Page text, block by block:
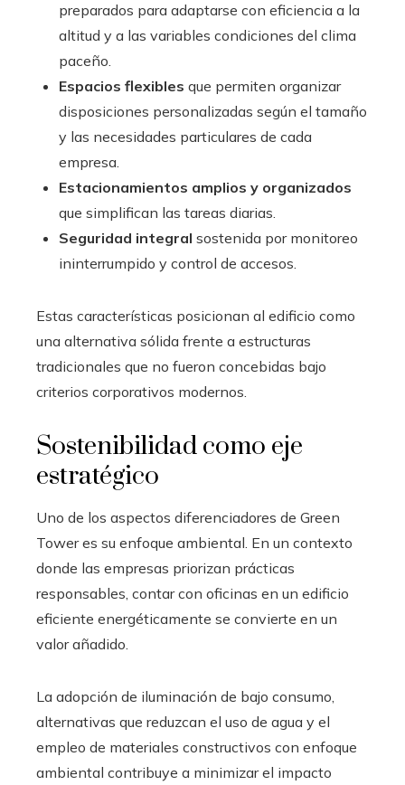
preparados para adaptarse con eficiencia a la
altitud y a las variables condiciones del clima
paceño.
Espacios flexibles que permiten organizar
disposiciones personalizadas según el tamaño
y las necesidades particulares de cada
empresa.
Estacionamientos amplios y organizados
que simplifican las tareas diarias.
Seguridad integral sostenida por monitoreo
ininterrumpido y control de accesos.
Estas características posicionan al edificio como
una alternativa sólida frente a estructuras
tradicionales que no fueron concebidas bajo
criterios corporativos modernos.
Sostenibilidad como eje
estratégico
Uno de los aspectos diferenciadores de Green
Tower es su enfoque ambiental. En un contexto
donde las empresas priorizan prácticas
responsables, contar con oficinas en un edificio
eficiente energéticamente se convierte en un
valor añadido.
La adopción de iluminación de bajo consumo,
alternativas que reduzcan el uso de agua y el
empleo de materiales constructivos con enfoque
ambiental contribuye a minimizar el impacto